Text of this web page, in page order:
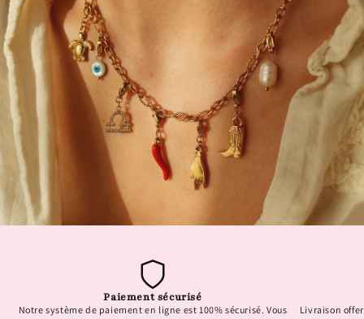
Paiement sécurisé
Notre système de paiement en ligne est 100% sécurisé. Vous
Livraison